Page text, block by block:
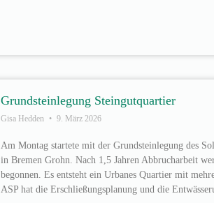
Grundsteinlegung Steingutquartier
Gisa Hedden 9. März 2026
Am Montag startete mit der Grundsteinlegung des
in Bremen Grohn. Nach 1,5 Jahren Abbrucharbeit
begonnen. Es entsteht ein Urbanes Quartier mit
ASP hat die Erschließungsplanung und die